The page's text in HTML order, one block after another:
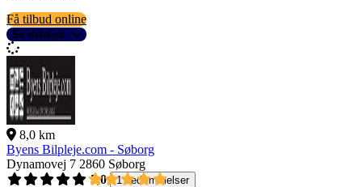
Få tilbud online
Se detaljer
8,0 km
Byens Bilpleje.com - Søborg
Dynamovej 7 2860 Søborg
5,0
1 bedømmelser